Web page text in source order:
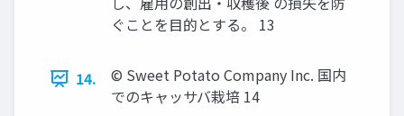
ぐことを目的とする。 13
14.
© Sweet Potato Company Inc. 国内
でのキャッサバ栽培 14